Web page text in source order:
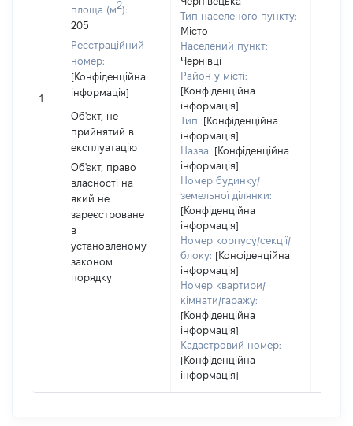
1
площа (м2):
205
Реєстраційний
номер:
[Конфіденційна
інформація]
Об'єкт, не
прийнятий в
експлуатацію
Об'єкт, право
власності на
який не
зареєстроване
в
установленому
законом
порядку
Тип населеного пункту:
Місто
Населений пункт:
Чернівці
Район у місті:
[Конфіденційна
інформація]
Тип: [Конфіденційна
інформація]
Назва: [Конфіденційна
інформація]
Номер будинку/
земельної ділянки:
[Конфіденційна
інформація]
Номер корпусу/секції/
блоку: [Конфіденційна
інформація]
Номер квартири/
кімнати/гаражу:
[Конфіденційна
інформація]
Кадастровий номер:
[Конфіденційна
інформація]
Об'єкт
за
або